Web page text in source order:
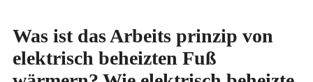
Was ist das Arbeits prinzip von
elektrisch beheizten Fuß